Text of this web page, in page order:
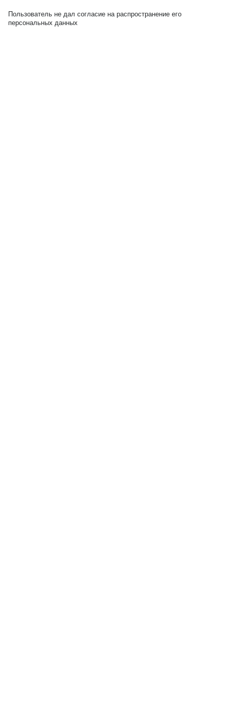
Пользователь не дал согласие на распространение его
персональных данных